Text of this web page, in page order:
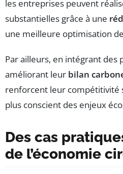
les entreprises peuvent
substantielles grâce à une
une meilleure optimisation
Par ailleurs, en intégrant des
améliorant leur bilan
renforcent leur compétitivité
plus conscient des enjeux
Des cas
de l’économie